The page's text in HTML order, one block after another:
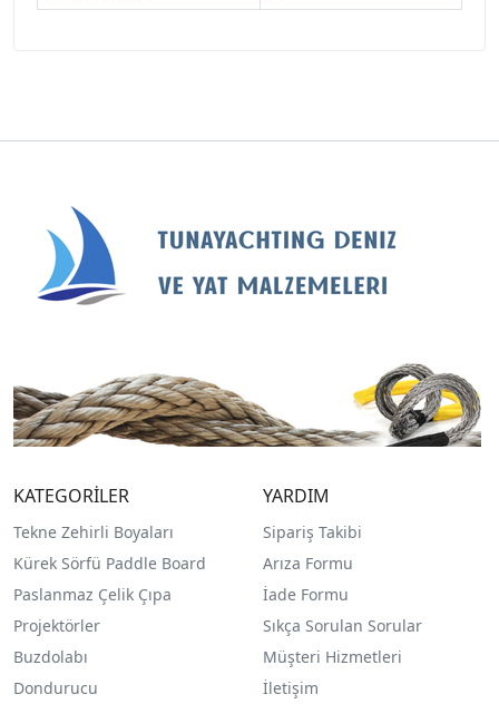
KATEGORİLER
Tekne Zehirli Boyaları
Kürek Sörfü Paddle Board
Paslanmaz Çelik Çıpa
Projektörler
Buzdolabı
Dondurucu
YARDIM
Sipariş Takibi
Arıza Formu
İade Formu
Sıkça Sorulan Sorular
Müşteri Hizmetleri
İletişim